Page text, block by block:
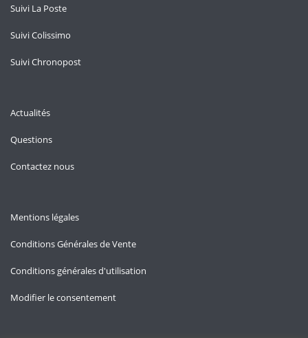
Suivi La Poste
Suivi Colissimo
Suivi Chronopost
Actualités
Questions
Contactez nous
Mentions légales
Conditions Générales de Vente
Conditions générales d'utilisation
Modifier le consentement